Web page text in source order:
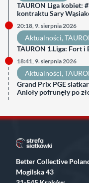
TAURON Liga kobiet:
kontraktu Sary
20:18, 9. sierpnia 2026
Aktualności,
TAURON 1.Liga: Fort
18:41, 9. sierpnia 2026
Aktualności,
Grand Prix PGE
Anioły pofrunęły po
Better Collective
Mogilska 43